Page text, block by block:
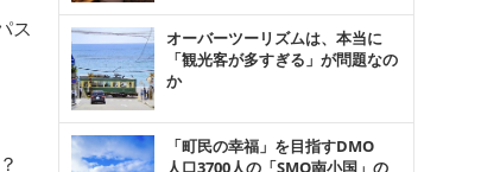
ス
オーバーツーリズムは、本当に
「観光客が多すぎる」が問題なの
か
「町民の幸福」を目指すDMO
人口3700人の「SMO南小国」の